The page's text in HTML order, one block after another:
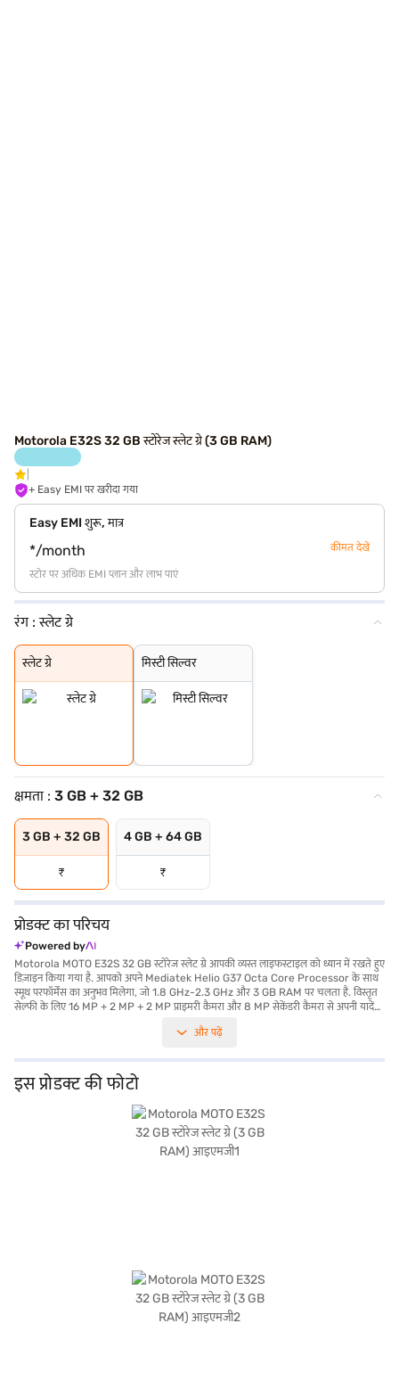
Motorola E32S 32 GB स्टोरेज स्लेट ग्रे (3 GB RAM)
+ Easy EMI पर खरीदा गया
Easy EMI शुरू, मात्र
*/month कीमत देखें
स्टोर पर अधिक EMI प्लान और लाभ पाएं
रंग :स्लेट ग्रे
स्लेट ग्रे
स्लेट ग्रे
मिस्टी सिल्वर
मिस्टी सिल्वर
क्षमता : 3 GB + 32 GB
3 GB + 32 GB
₹
4 GB + 64 GB
₹
प्रोडक्ट का परिचय
Powered by
Motorola MOTO E32S 32 GB स्टोरेज स्लेट ग्रे आपकी व्यस्त लाइफस्टाइल को ध्यान में रखते हुए
डिज़ाइन किया गया है. आपको अपने Mediatek Helio G37 Octa Core Processor के साथ
स्मूथ परफॉर्मेंस का अनुभव मिलेगा, जो 1.8 GHz-2.3 GHz और 3 GB RAM पर चलता है. विस्तृत
सेल्फी के लिए 16 MP + 2 MP + 2 MP प्राइमरी कैमरा और 8 MP सेकेंडरी कैमरा से अपनी यादें
है, जो कंटेंट देखने के लिए परफेक्ट है. Motorola MOTO E32S Android 12 पर काम करता है,
EDGE और Wi-Fi कनेक्टिविटी विकल्पों के साथ कनेक्ट रहें. यह फोन डुअल Sim नैनो Sim कार्ड को
सपोर्ट करता है, जिससे फोन को मैनेज करने की सुविधा मिलती है. 5000mAh की बैटरी लंबे समय
तक चलती है. 32 GB की इंटरनल स्टोरेज के साथ, आपके पास अपने ऐप और फाइल के लिए पर्याप्त
स्पेस है. स्लीक स्लेट ग्रे रंग इस बजट-फ्रेंडली स्मार्टफोन को एक आकर्षक लुक देता है. खरीदारी करने के
लिए बजाज फाइनेंस पर विकल्पों के बारे में जानें या पार्टनर स्टोर पर जाएं और Easy EMIs का लाभ
और पढ़ें
इस प्रोडक्ट की फोटो